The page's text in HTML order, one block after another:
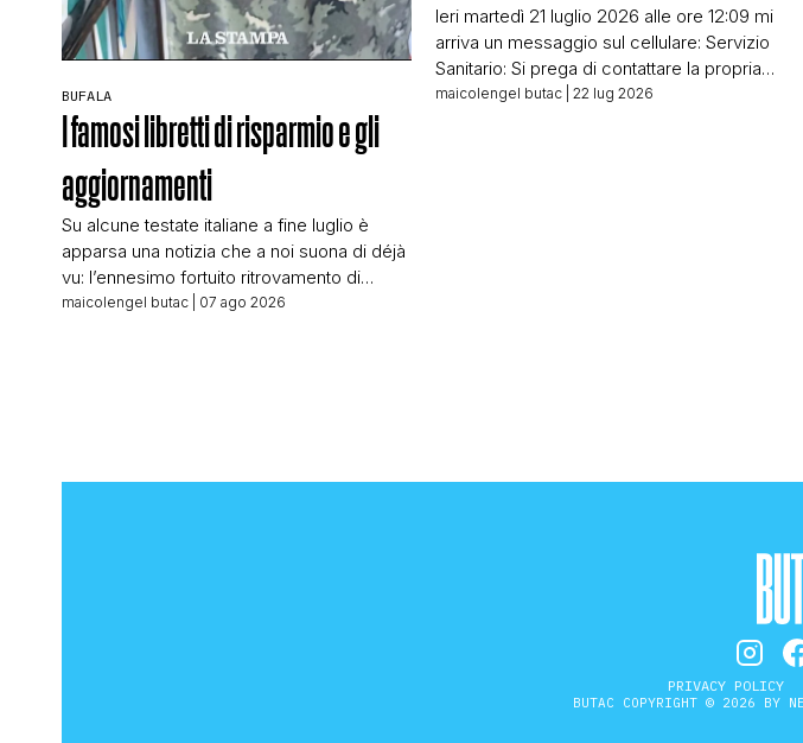
BUFALA
I famosi libretti di risparmio e gli
aggiornamenti
Su alcune testate italiane a fine luglio è
apparsa una notizia che a noi suona di déjà
vu: l’ennesimo fortuito ritrovamento di
libretti di risparmio. Titolava La Stampa ad
maicolengel butac | 07 ago 2026
Ieri martedì 21 luglio 2026 alle ore 12:09 mi
arriva un messaggio sul cellulare: Servizio
Sanitario: Si prega di contattare la propria
sede ASL di riferimento al numero
maicolengel butac | 22 lug 2026
PRIVACY POLICY
BUTAC COPYRIGHT © 2026 BY